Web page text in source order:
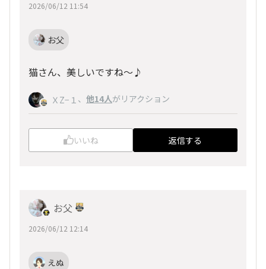
2026/06/12 11:54
お父
猫さん、美しいですね～♪
ＸZ−１ 、 他14人がリアクション
いいね 返信する
お父
2026/06/12 12:14
えぬ